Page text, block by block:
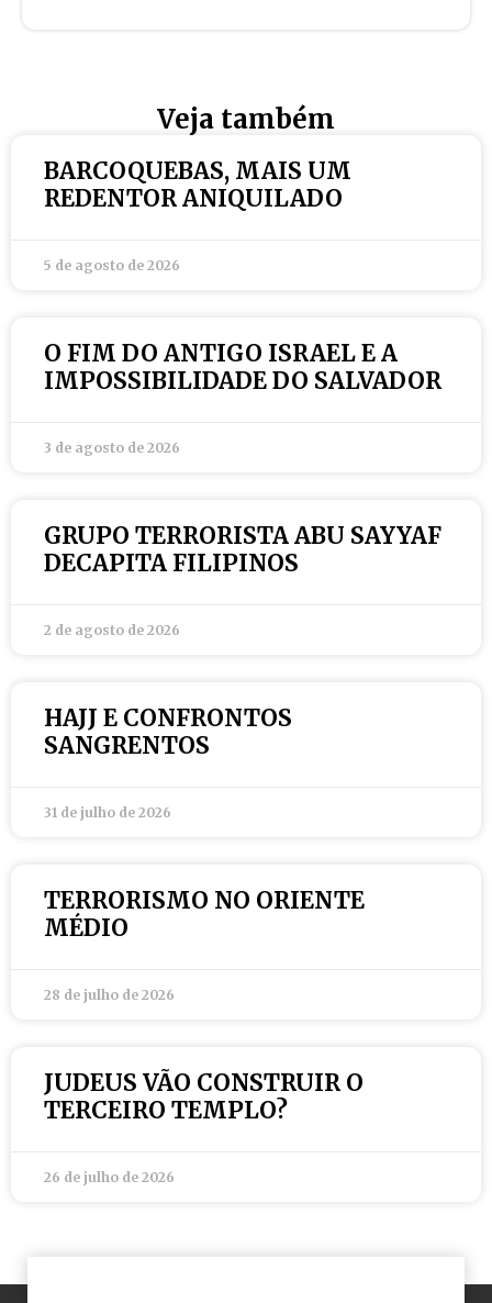
Veja também
BARCOQUEBAS, MAIS UM
REDENTOR ANIQUILADO
5 de agosto de 2026
O FIM DO ANTIGO ISRAEL E A
IMPOSSIBILIDADE DO SALVADOR
3 de agosto de 2026
GRUPO TERRORISTA ABU SAYYAF
DECAPITA FILIPINOS
2 de agosto de 2026
HAJJ E CONFRONTOS
SANGRENTOS
31 de julho de 2026
TERRORISMO NO ORIENTE
MÉDIO
28 de julho de 2026
JUDEUS VÃO CONSTRUIR O
TERCEIRO TEMPLO?
26 de julho de 2026